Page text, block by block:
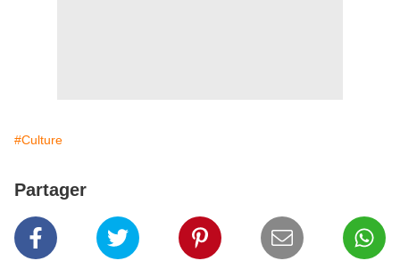
#Culture
Partager